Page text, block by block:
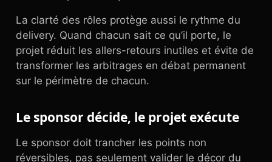
La clarté des rôles protège aussi le rythme du
delivery. Quand chacun sait ce qu’il porte, le
projet réduit les allers-retours inutiles et évite de
transformer les arbitrages en débat permanent
sur le périmètre de chacun.
Le sponsor décide, le projet exécute
Le sponsor doit trancher les points non
réversibles, pas seulement valider le décor du